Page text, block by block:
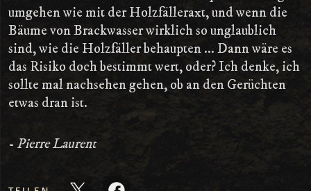
umgehen wie mit der Holzfälleraxt, und wenn die
Bäume von Brackwasser wirklich so unglaublich
sind, wie die Holzfäller behaupten ... Dann wäre es
das Risiko doch bestimmt wert, oder? Ich denke, ich
sollte mal nachsehen gehen, ob an den Gerüchten
etwas dran ist.
- Pierre Laurent